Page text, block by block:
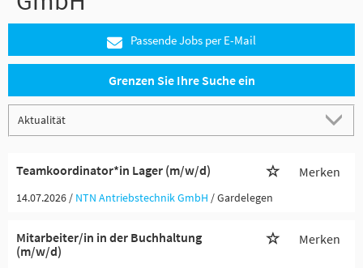
Passende Jobs per E-Mail
Grenzen Sie Ihre Suche ein
Teamkoordinator*in Lager (m/w/d) Merken
14.07.2026 / NTN Antriebstechnik GmbH / Gardelegen
Mitarbeiter/in in der Buchhaltung
(m/w/d)
Merken